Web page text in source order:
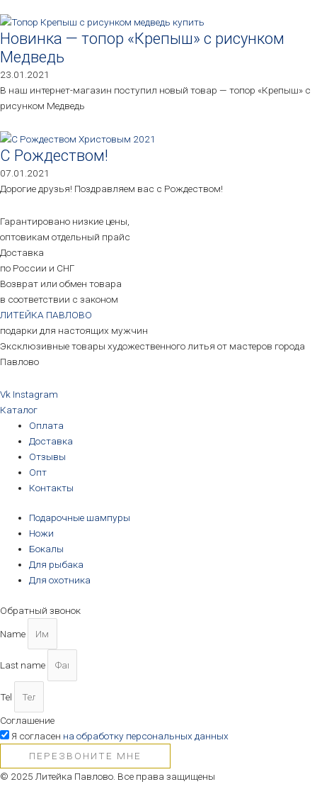
Новинка — топор «Крепыш» с рисунком
Медведь
23.01.2021
В наш интернет-магазин поступил новый товар — топор «Крепыш» с
рисунком Медведь
С Рождеством!
07.01.2021
Дорогие друзья! Поздравляем вас с Рождеством!
Гарантировано низкие цены,
оптовикам отдельный прайс
Доставка
по России и СНГ
Возврат или обмен товара
в соответствии с законом
ЛИТЕЙКА ПАВЛОВО
подарки для настоящих мужчин
Эксклюзивные товары художественного литья от мастеров города
Павлово
Vk Instagram
Каталог
Оплата
Доставка
Отзывы
Опт
Контакты
Подарочные шампуры
Ножи
Бокалы
Для рыбака
Для охотника
Обратный звонок
Name
Last name
Tel
Соглашение
Я согласен на обработку персональных данных
ПЕРЕЗВОНИТЕ МНЕ
© 2025 Литейка Павлово. Все права защищены